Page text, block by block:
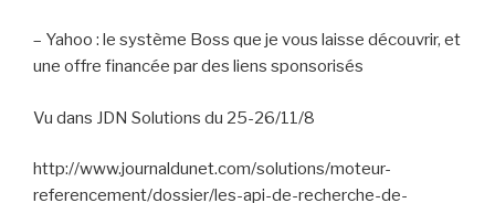
– Yahoo : le système Boss que je vous laisse découvrir, et
une offre financée par des liens sponsorisés
Vu dans JDN Solutions du 25-26/11/8
http://www.journaldunet.com/solutions/moteur-
referencement/dossier/les-api-de-recherche-de-